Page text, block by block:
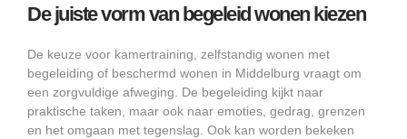
De juiste vorm van begeleid wonen kiezen
De keuze voor kamertraining, zelfstandig wonen met
begeleiding of beschermd wonen in Middelburg vraagt om
een zorgvuldige afweging. De begeleiding kijkt naar
praktische taken, maar ook naar emoties, gedrag, grenzen
en het omgaan met tegenslag. Ook kan worden bekeken